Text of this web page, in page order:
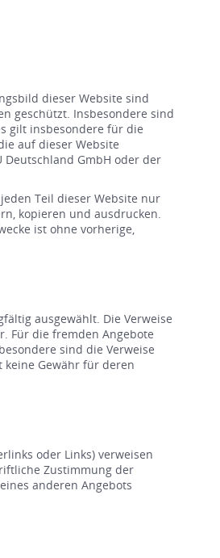
dieser Website sind
geschützt. Insbesondere sind
gilt insbesondere für die
auf dieser Website
Deutschland GmbH oder der
Teil dieser Website nur
kopieren und ausdrucken.
ist ohne vorherige,
ausgewählt. Die Verweise
Für die fremden Angebote
sind die Verweise
Gewähr für deren
oder Links) verweisen
Zustimmung der
anderen Angebots